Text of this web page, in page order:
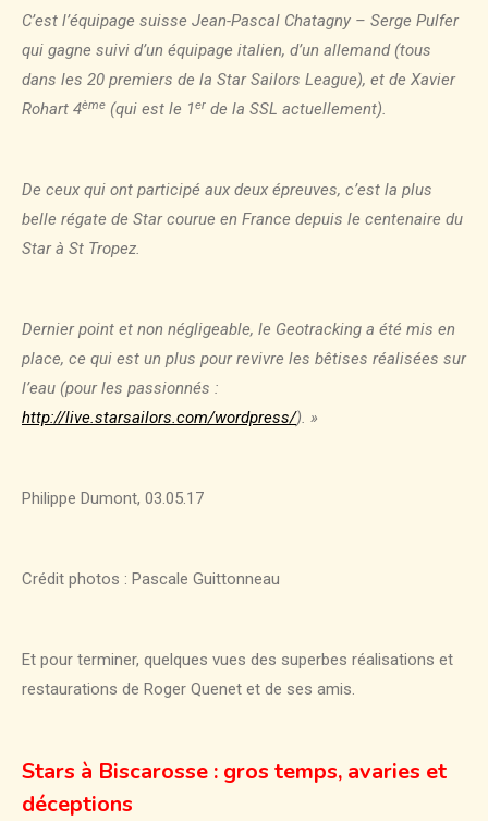
C’est l’équipage suisse Jean-Pascal Chatagny – Serge Pulfer
qui gagne suivi d’un équipage italien, d’un allemand (tous
dans les 20 premiers de la Star Sailors League), et de Xavier
Rohart 4ème (qui est le 1er de la SSL actuellement).
De ceux qui ont participé aux deux épreuves, c’est la plus
belle régate de Star courue en France depuis le centenaire du
Star à St Tropez.
Dernier point et non négligeable, le Geotracking a été mis en
place, ce qui est un plus pour revivre les bêtises réalisées sur
l’eau (pour les passionnés :
http://live.starsailors.com/wordpress/). »
Philippe Dumont, 03.05.17
Crédit photos : Pascale Guittonneau
Et pour terminer, quelques vues des superbes réalisations et
restaurations de Roger Quenet et de ses amis.
Stars à Biscarosse : gros temps, avaries et
déceptions